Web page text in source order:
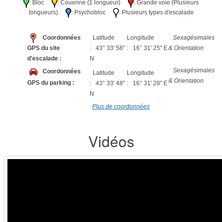
: Bloc : Couenne (1 longueur)
: Grande voie (Plusieurs
longueurs)
: Psychobloc : Plusieurs types d'escalade
Coordonnées
GPS du site
d'escalade :
Latitude
: 43° 33' 58"
N
Longitude
: 16° 31' 25" E
Sexagésimales
& Orientation
Coordonnées
GPS du parking :
Latitude
: 43° 33' 48"
N
Longitude
: 16° 31' 28" E
Sexagésimales
& Orientation
Plus de coordonnées
Vidéos